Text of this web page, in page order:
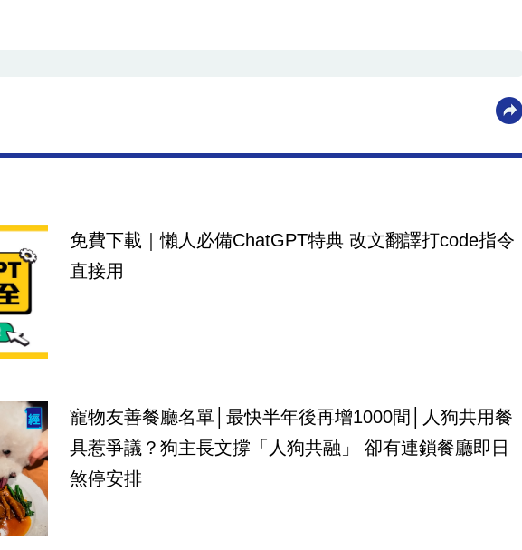
免費下載｜懶人必備ChatGPT特典 改文翻譯打code指令
直接用
寵物友善餐廳名單│最快半年後再增1000間│人狗共用餐
具惹爭議？狗主長文撐「人狗共融」 卻有連鎖餐廳即日
煞停安排